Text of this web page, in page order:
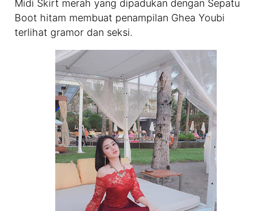
Midi Skirt merah yang dipadukan dengan Sepatu
Boot hitam membuat penampilan Ghea Youbi
terlihat gramor dan seksi.